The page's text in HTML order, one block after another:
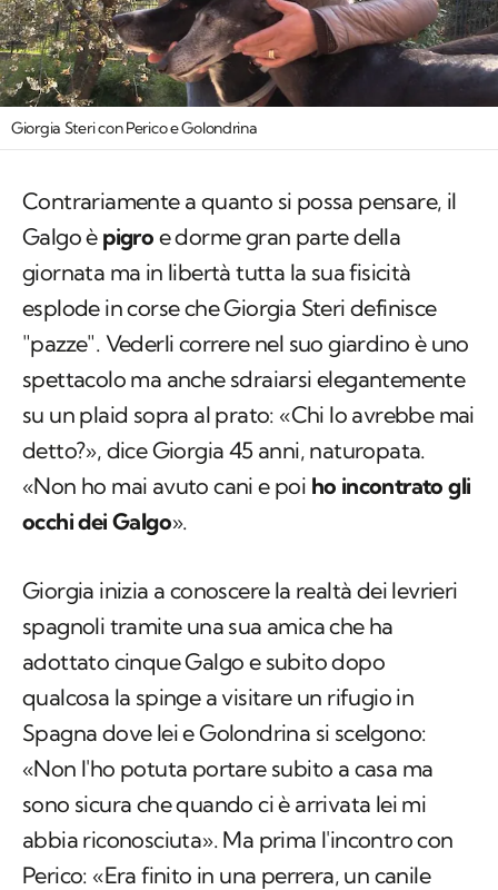
Giorgia Steri con Perico e Golondrina
Contrariamente a quanto si possa pensare, il
Galgo è pigro e dorme gran parte della
giornata ma in libertà tutta la sua fisicità
esplode in corse che Giorgia Steri definisce
"pazze". Vederli correre nel suo giardino è uno
spettacolo ma anche sdraiarsi elegantemente
su un plaid sopra al prato: «Chi lo avrebbe mai
detto?», dice Giorgia 45 anni, naturopata.
«Non ho mai avuto cani e poi ho incontrato gli
occhi dei Galgo».
Giorgia inizia a conoscere la realtà dei levrieri
spagnoli tramite una sua amica che ha
adottato cinque Galgo e subito dopo
qualcosa la spinge a visitare un rifugio in
Spagna dove lei e Golondrina si scelgono:
«Non l'ho potuta portare subito a casa ma
sono sicura che quando ci è arrivata lei mi
abbia riconosciuta». Ma prima l'incontro con
Perico: «Era finito in una perrera, un canile